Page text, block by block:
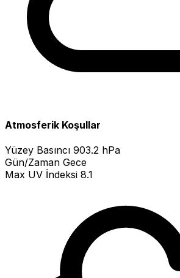
Atmosferik Koşullar
Yüzey Basıncı 903.2 hPa
Gün/Zaman Gece
Max UV İndeksi 8.1